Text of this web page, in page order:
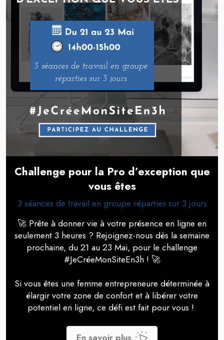
Challenge pour la Pro d’exception que
vous êtes
3 séances de travail en groupe réparties sur 3 jours
🚀 Prête à donner vie à votre présence en ligne en
seulement 3 heures ? Rejoignez-nous dès la semaine
prochaine, du 21 au 23 Mai, pour le challenge
#JeCréeMonSiteEn3h ! 🚀
Si vous êtes une femme entrepreneure déterminée à
élargir votre zone de confort et à libérer votre
potentiel en ligne, ce défi est fait pour vous !